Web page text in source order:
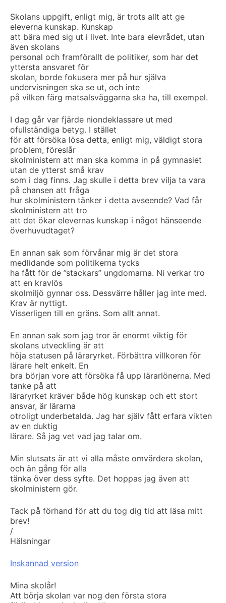
Skolans uppgift, enligt mig, är trots allt att ge
eleverna kunskap. Kunskap
att bära med sig ut i livet. Inte bara elevrådet, utan
även skolans
personal och framförallt de politiker, som har det
yttersta ansvaret för
skolan, borde fokusera mer på hur själva
undervisningen ska se ut, och inte
på vilken färg matsalsväggarna ska ha, till exempel.
I dag går var fjärde niondeklassare ut med
ofullständiga betyg. I stället
för att försöka lösa detta, enligt mig, väldigt stora
problem, föreslår
skolministern att man ska komma in på gymnasiet
utan de ytterst små krav
som i dag finns. Jag skulle i detta brev vilja ta vara
på chansen att fråga
hur skolministern tänker i detta avseende? Vad får
skolministern att tro
att det ökar elevernas kunskap i något hänseende
överhuvudtaget?
En annan sak som förvånar mig är det stora
medlidande som politikerna tycks
ha fått för de ”stackars” ungdomarna. Ni verkar tro
att en kravlös
skolmiljö gynnar oss. Dessvärre håller jag inte med.
Krav är nyttigt.
Visserligen till en gräns. Som allt annat.
En annan sak som jag tror är enormt viktig för
skolans utveckling är att
höja statusen på läraryrket. Förbättra villkoren för
lärare helt enkelt. En
bra början vore att försöka få upp lärarlönerna. Med
tanke på att
läraryrket kräver både hög kunskap och ett stort
ansvar, är lärarna
otroligt underbetalda. Jag har själv fått erfara vikten
av en duktig
lärare. Så jag vet vad jag talar om.
Min slutsats är att vi alla måste omvärdera skolan,
och än gång för alla
tänka över dess syfte. Det hoppas jag även att
skolministern gör.
Tack på förhand för att du tog dig tid att läsa mitt
brev!
/
Hälsningar
Inskannad version
Mina skolår!
Att börja skolan var nog den första stora